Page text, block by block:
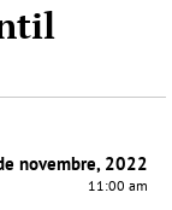
novembre, 2022
11:00 am